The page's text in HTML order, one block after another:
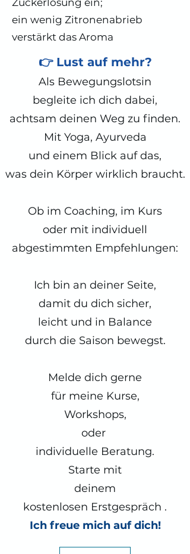
Zuckerlösung ein;
ein wenig Zitronenabrieb
verstärkt das Aroma
👉 Lust auf mehr?
Als Bewegungslotsin
begleite ich dich dabei,
achtsam deinen Weg zu finden.
Mit Yoga, Ayurveda
und einem Blick auf das,
was dein Körper wirklich braucht.
Ob im Coaching, im Kurs
oder mit individuell
abgestimmten Empfehlungen:
Ich bin an deiner Seite,
damit du dich sicher,
leicht und in Balance
durch die Saison bewegst.
Melde dich gerne
für meine Kurse,
Workshops,
oder
individuelle Beratung.
Starte mit
deinem
kostenlosen Erstgespräch .
Ich freue mich auf dich!